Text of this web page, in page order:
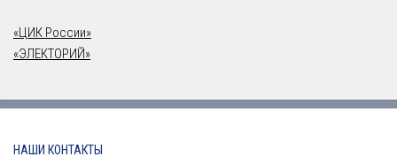
«ЦИК России»
«ЭЛЕКТОРИЙ»
НАШИ КОНТАКТЫ